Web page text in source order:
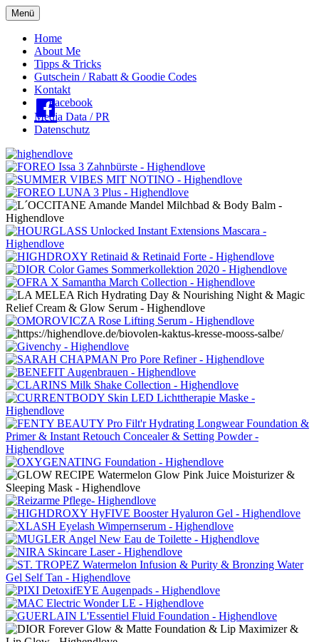
Menü
Oberes
Menü
Home
About Me
Tipps & Tricks
Gutschein / Rabatt & Goodie Codes
Kontakt
Facebook
Media Data / PR
Datenschutz